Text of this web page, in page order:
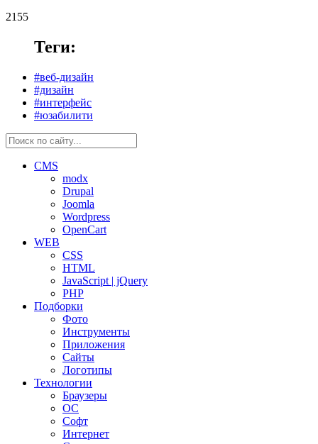
2155
Теги:
#веб-дизайн
#дизайн
#интерфейс
#юзабилити
CMS
modx
Drupal
Joomla
Wordpress
OpenCart
WEB
CSS
HTML
JavaScript | jQuery
PHP
Подборки
Фото
Инструменты
Приложения
Сайты
Логотипы
Технологии
Браузеры
ОС
Софт
Интернет